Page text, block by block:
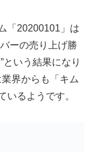
「20200101」は
ーの売り上げ勝
という結果になり
界からも「キム
るようです。